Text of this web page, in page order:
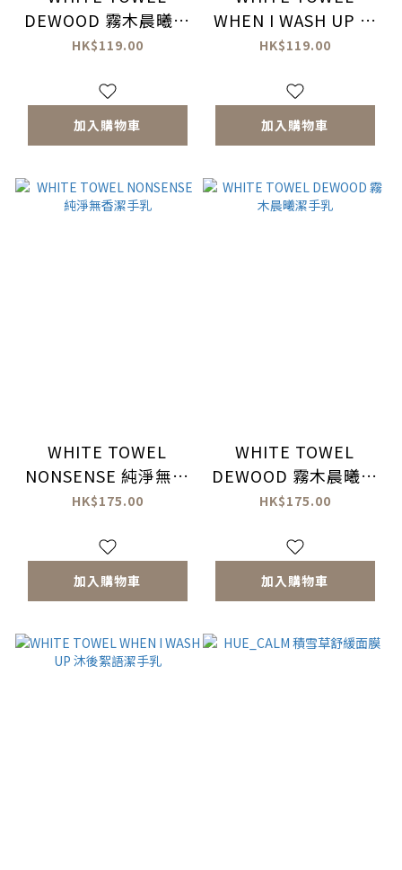
DEWOOD 霧木晨曦護
手霜
HK$119.00
加入購物車
WHEN I WASH UP 沐
後絮語護手霜
HK$119.00
加入購物車
WHITE TOWEL
NONSENSE 純淨無香
潔手乳
HK$175.00
加入購物車
WHITE TOWEL
DEWOOD 霧木晨曦潔
手乳
HK$175.00
加入購物車